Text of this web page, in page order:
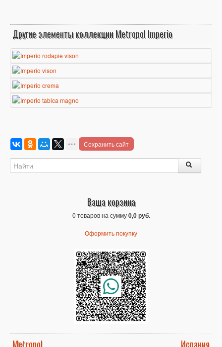
Другие элементы коллекции Metropol Imperio
Сохранить сайт
Ваша корзина
0 товаров на сумму0,0 руб.
Оформить покупку
Metropol Испания